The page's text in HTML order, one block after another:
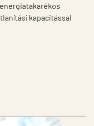
kapacitással